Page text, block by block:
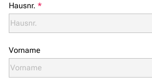
Hausnr. *
Vorname